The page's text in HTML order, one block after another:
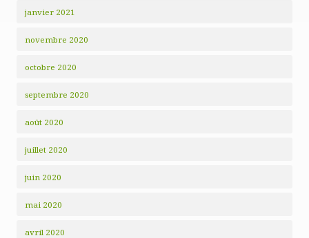
janvier 2021
novembre 2020
octobre 2020
septembre 2020
août 2020
juillet 2020
juin 2020
mai 2020
avril 2020